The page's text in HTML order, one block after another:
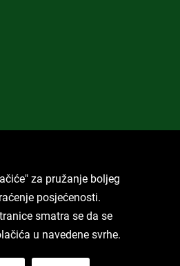
za pružanje boljeg
posjećenosti.
smatra se da se
u navedene svrhe.